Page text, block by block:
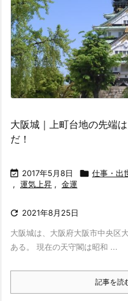
大阪城｜上町台地の先端
だ！
 2017年5月8日  仕事・出
, 運気上昇 , 金運
 2021年8月25日
大阪城は、大阪府大阪市中央区
ある。 現在の天守閣は昭和 ...
記事を読